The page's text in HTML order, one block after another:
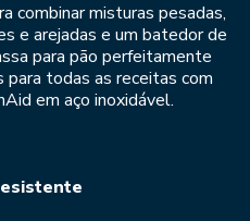
combinar misturas pesadas,
e arejadas e um batedor de
para pão perfeitamente
todas as receitas com
em aço inoxidável.